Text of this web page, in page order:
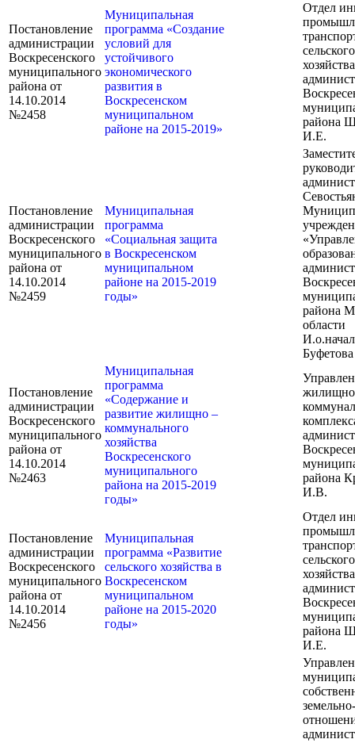
Постановление
администрации
Воскресенского
муниципального
района от
14.10.2014
№2458
Муниципальная
программа «Создание
условий для
устойчивого
экономического
развития в
Воскресенском
муниципальном
районе на 2015-2019»
Отдел
сельского
хозяйства
района
И.Е.
Постановление
администрации
Воскресенского
муниципального
района от
14.10.2014
№2459
Муниципальная
программа
«Социальная защита
в Воскресенском
муниципальном
районе на 2015-2019
годы»
района
области
Постановление
администрации
Воскресенского
муниципального
района от
14.10.2014
№2463
Муниципальная
программа
«Содержание и
развитие жилищно –
коммунального
хозяйства
Воскресенского
муниципального
района на 2015-2019
годы»
района
И.В.
Постановление
администрации
Воскресенского
муниципального
района от
14.10.2014
№2456
Муниципальная
программа «Развитие
сельского хозяйства в
Воскресенском
муниципальном
районе на 2015-2020
годы»
Отдел
сельского
хозяйства
района
И.Е.